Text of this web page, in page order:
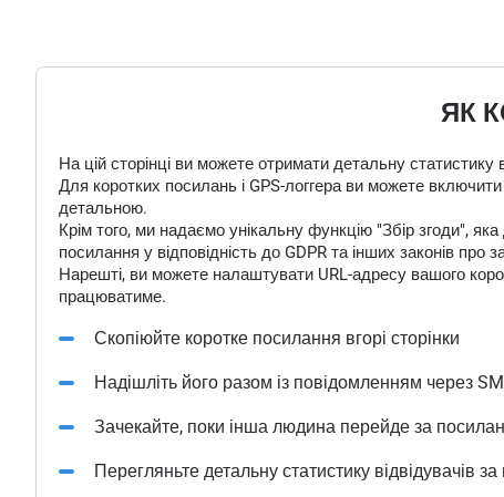
ЯК
На цій сторінці ви можете отримати детальну
Для коротких посилань і GPS-логгера ви можете
детальною.
Крім того, ми надаємо унікальну функцію "Збір згоди",
посилання у відповідність до GDPR та інших законів про
Нарешті, ви можете налаштувати URL-адресу вашого
працюватиме.
Скопіюйте коротке посилання вгорі сторінки
Надішліть його разом із повідомленням через
Зачекайте, поки інша людина перейде за
Перегляньте детальну статистику відвідувачів